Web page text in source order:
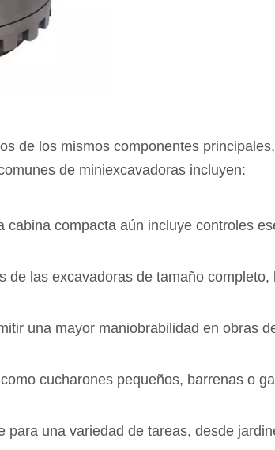
de los mismos componentes
de miniexcavadoras incluyen:
compacta aún incluye controles
de las excavadoras de tamaño completo,
una mayor maniobrabilidad en obras
cucharones pequeños, barrenas o
una variedad de tareas, desde